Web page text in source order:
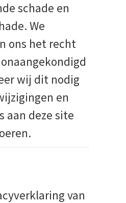
schade en
We
ons het recht
wij dit nodig
en
aan deze site
van